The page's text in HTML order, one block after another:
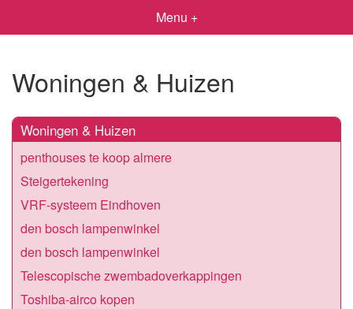
Menu +
Woningen & Huizen
Woningen & Huizen
penthouses te koop almere
Steigertekening
VRF-systeem Eindhoven
den bosch lampenwinkel
den bosch lampenwinkel
Telescopische zwembadoverkappingen
Toshiba-airco kopen